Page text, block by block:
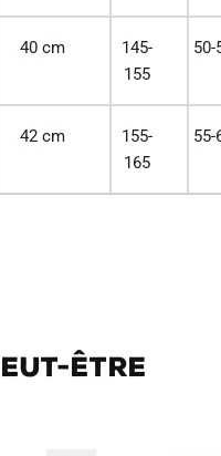
40 cm
145-
155
50-
42 cm
155-
165
55-
être